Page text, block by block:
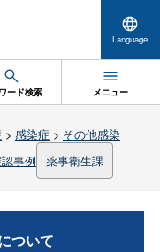
Language
ード検索 メニュー
> 感染症 > その他感染
事例 薬事衛生課
ついて